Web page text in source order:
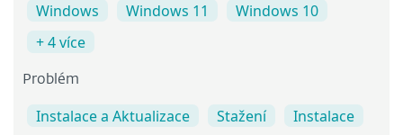
Windows Windows 11
Windows 10
+ 4 více
Problém
Instalace a Aktualizace Stažení
Instalace